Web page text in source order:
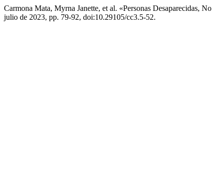
Carmona Mata, Myrna Janette, et al. «Personas Desaparecidas,
julio de 2023, pp. 79-92, doi:10.29105/cc3.5-52.